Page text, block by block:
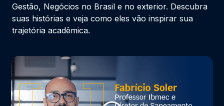
Gestão, Negócios no Brasil e no exterior. Descubra
suas histórias e veja como eles vão inspirar sua
trajetória acadêmica.